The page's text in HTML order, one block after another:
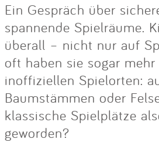
Ein Gespräch über
spannende Spielräume.
überall – nicht nur auf
oft haben sie sogar mehr
inoffiziellen Spielorten:
Baumstämmen oder
klassische Spielplätze
geworden?